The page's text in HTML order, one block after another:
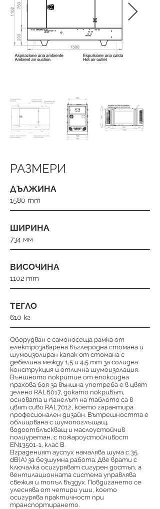
РАЗМЕРИ
ДЪЛЖИНА
1580 mm
ШИРИНА
734 мм
ВИСОЧИНА
1102 mm
ТЕГЛО
610 кг
Оборудван с самоносеща рамка от
електрозаварена въглеродна стомана и
шумоизолиран капак от стомана с
дебелина между 1,5 и 4,5 mm за солидна
конструкция и отлична шумоизолация.
Външното покритие от епоксидна
прахова боя за външна употреба е в цвят
зелено RAL6017, докато покривът,
основата и панелът на таблото са в
цвят сиво RAL7012, което гарантира
професионален дизайн. Вътрешността е
облицована с шумопоглъщащ,
водоотблъскващ и маслоустойчив
полиуретан, с пожароустойчивост
EN13501-1, клас B.
Вграденият ауспух намалява шума с 35
dB(A) за безшумна работа. Две врати с
ключалка осигуряват сигурен достъп, а
вентилационната система управлява
свежия и топъл въздух. Повдигането се
улеснява от четири уши, което
осигурява практичност при
транспортирането.